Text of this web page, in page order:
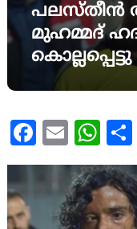
പലസ്തീൻ
മുഹമ്മദ്
കൊല്ലപ്പെട്ടു
Facebook
Email